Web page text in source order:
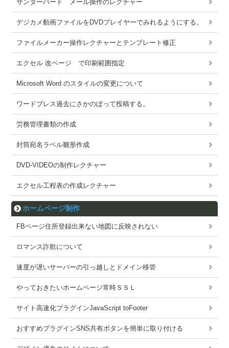
サンダーバード メール操作のレクチャー
デジカメ動画ファイルをDVDプレイヤーでみれるようにする。
ファイルメーカー操作レクチャーとテンプレート修正
エクセル 改ページ で印刷範囲指定
Microsoft Word のスタイルの変更について
ワードブレス過去にさかのぼって投稿する。
労務管理書類の作成
封筒宛名ラベル雛形作成
DVD-VIDEOの制作レクチャー
エクセル工程表の作成レクチャー
ホームページ制作
FBページ住所登録出来ない地図に反映されない
ロマンス詐欺について
速度が遅いサーバーの引っ越しとドメイン移管
やっておきたいホームページ常時ＳＳＬ
サイト高速化プラグインJavaScript toFooter
おすすめプラグインSNS共有ボタンを簡単に取り付ける